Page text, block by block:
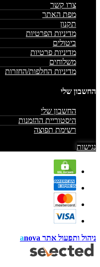
צרו קשר
מפת האתר
תקנון
מדיניות הפרטיות
ביטולים
מדיניות פרטיות
משלוחים
מדיניות החלפות/החזרות
החשבון שלי
החשבון שלי
היסטוריית ההזמנות
רשימת תפוצה
נגישות
ניהול ותפעול אתר anova